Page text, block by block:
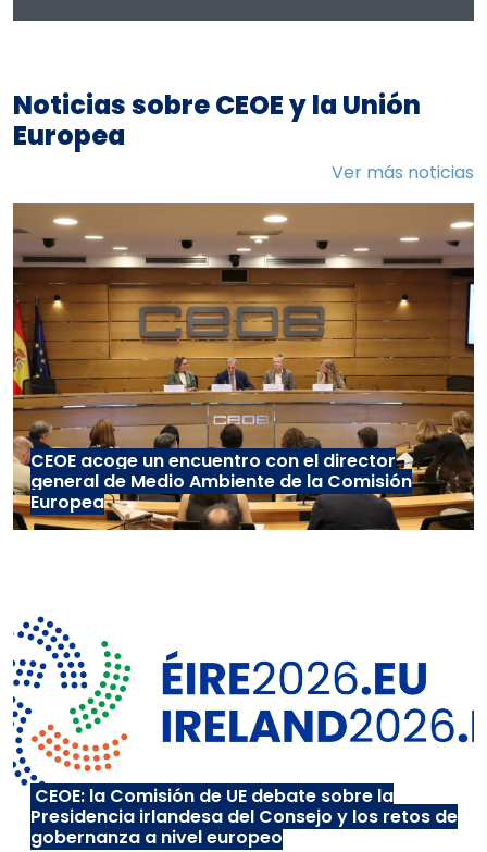
Noticias sobre CEOE y la Unión
Europea
Ver más noticias
CEOE acoge un encuentro con el director
general de Medio Ambiente de la Comisión
Europea
CEOE: la Comisión de UE debate sobre la
Presidencia irlandesa del Consejo y los retos de
gobernanza a nivel europeo